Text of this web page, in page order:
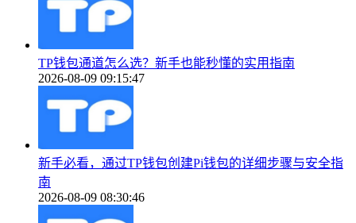
TP钱包通道怎么选？新手也能秒懂的实用指南
2026-08-09 09:15:47
新手必看，通过TP钱包创建Pi钱包的详细步骤与安全指
南
2026-08-09 08:30:46